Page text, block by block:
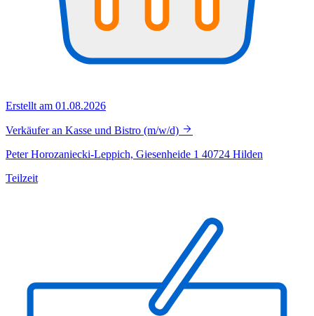
Erstellt am 01.08.2026
Verkäufer an Kasse und Bistro (m/w/d)
Peter Horozaniecki-Leppich, Giesenheide 1 40724 Hilden
Teilzeit